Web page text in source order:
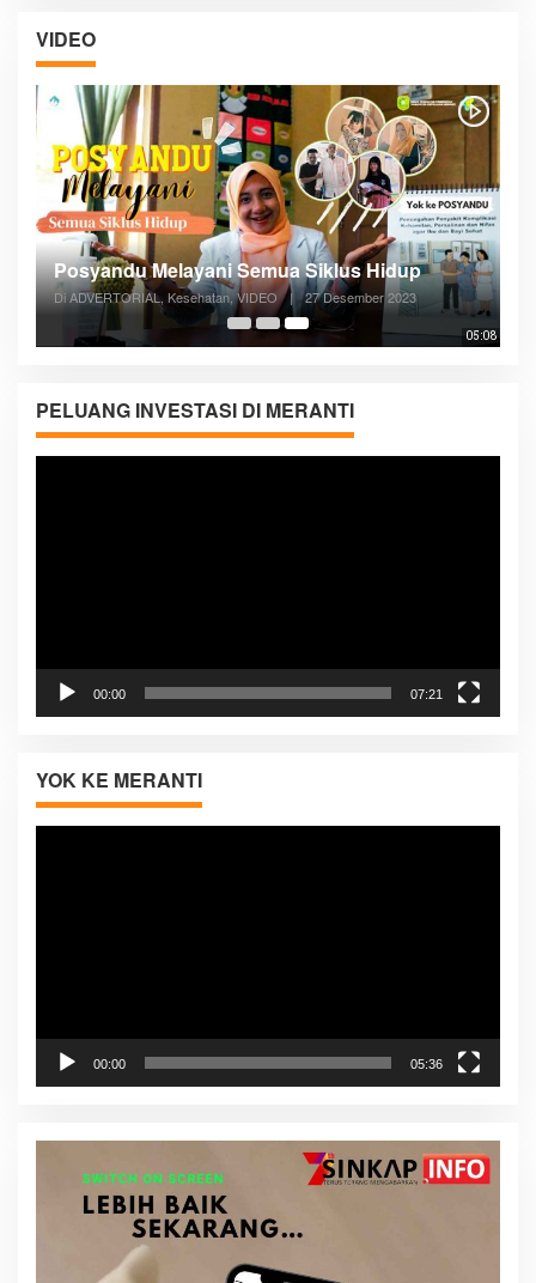
VIDEO
05:08
Posyandu Melayani Semua Siklus Hidup
Di ADVERTORIAL, Kesehatan, VIDEO | 27 Desember 2023
PELUANG INVESTASI DI MERANTI
Pemutar
00:00 07:21
YOK KE MERANTI
Pemutar
00:00 05:36